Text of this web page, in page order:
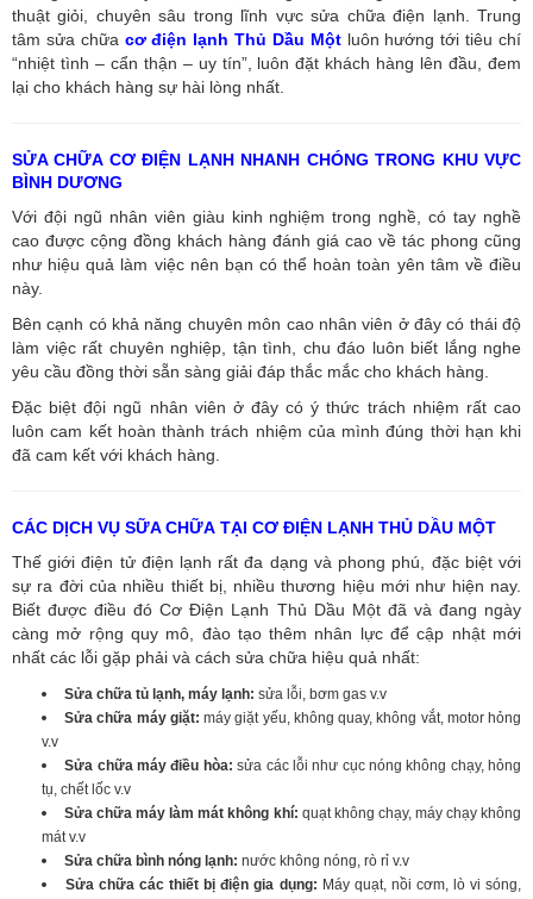
thuật giỏi, chuyên sâu trong lĩnh vực sửa chữa điện lạnh. Trung
tâm sửa chữa cơ điện lạnh Thủ Dầu Mộtluôn hướng tới tiêu chí
“nhiệt tình – cẩn thận – uy tín”, luôn đặt khách hàng lên đầu, đem
lại cho khách hàng sự hài lòng nhất.
SỬA CHỮA CƠ ĐIỆN LẠNH NHANH CHÓNG TRONG KHU VỰC
BÌNH DƯƠNG
Với đội ngũ nhân viên giàu kinh nghiệm trong nghề, có tay nghề
cao được cộng đồng khách hàng đánh giá cao về tác phong cũng
như hiệu quả làm việc nên bạn có thể hoàn toàn yên tâm về điều
này.
Bên cạnh có khả năng chuyên môn cao nhân viên ở đây có thái độ
làm việc rất chuyên nghiệp, tận tình, chu đáo luôn biết lắng nghe
yêu cầu đồng thời sẵn sàng giải đáp thắc mắc cho khách hàng.
Đặc biệt đội ngũ nhân viên ở đây có ý thức trách nhiệm rất cao
luôn cam kết hoàn thành trách nhiệm của mình đúng thời hạn khi
đã cam kết với khách hàng.
CÁC DỊCH VỤ SỮA CHỮA TẠI CƠ ĐIỆN LẠNH THỦ DẦU MỘT
Thế giới điện tử điện lạnh rất đa dạng và phong phú, đặc biệt với
sự ra đời của nhiều thiết bị, nhiều thương hiệu mới như hiện nay.
Biết được điều đó Cơ Điện Lạnh Thủ Dầu Một đã và đang ngày
càng mở rộng quy mô, đào tạo thêm nhân lực để cập nhật mới
nhất các lỗi gặp phải và cách sửa chữa hiệu quả nhất:
Sửa chữa tủ lạnh, máy lạnh: sửa lỗi, bơm gas v.v
Sửa chữa máy giặt:máy giặt yếu, không quay, không vắt, motor hỏng
v.v
Sửa chữa máy điều hòa: sửa các lỗi như cục nóng không chạy, hỏng
tụ, chết lốc v.v
Sửa chữa máy làm mát không khí: quạt không chạy, máy chạy không
mát v.v
Sửa chữa bình nóng lạnh: nước không nóng, rò rỉ v.v
Sửa chữa các thiết bị điện gia dụng: Máy quạt, nồi cơm, lò vi sóng,